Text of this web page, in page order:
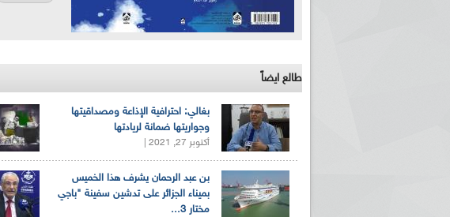
طالع ايضاً
بغالي: احترافية الإذاعة ومصداقيتها
وجواريتها ضمانة لريادتها
أكتوبر 27, 2021 |
بن عبد الرحمان يشرف هذا الخميس
بميناء الجزائر على تدشين سفينة "باجي
مختار 3...